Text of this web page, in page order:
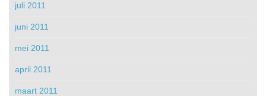
juli 2011
juni 2011
mei 2011
april 2011
maart 2011